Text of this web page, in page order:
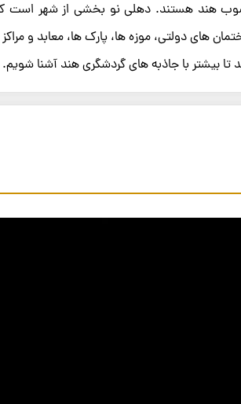
هند هستند. دهلی نو بخشی از شهر است که
های دولتی، موزه ها، پارک ها، معابد و
تا بیشتر با جاذبه های گردشگری هند آشنا شویم.